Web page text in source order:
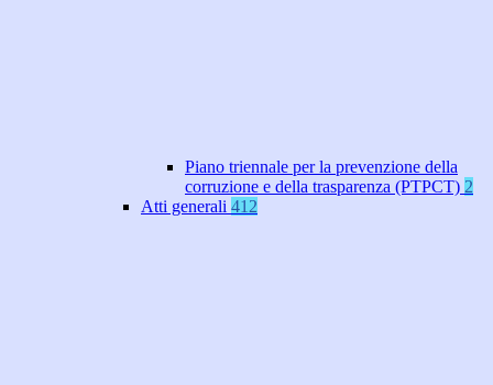
Piano triennale per la prevenzione della
corruzione e della trasparenza (PTPCT) 2
Atti generali 412